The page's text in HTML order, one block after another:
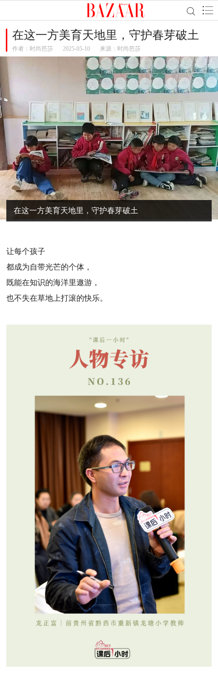
在这一方美育天地里，守护春芽破土
作者： 时尚芭莎 2025-05-10 来源：时尚芭莎
在这一方美育天地里，守护春芽破土
让每个孩子
都成为自带光芒的个体，
既能在知识的海洋里遨游，
也不失在草地上打滚的快乐。